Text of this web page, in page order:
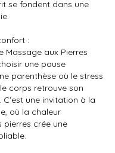
se fondent dans une
:
Massage aux Pierres
une pause
parenthèse où le stress
corps retrouve son
C'est une invitation à la
où la chaleur
pierres crée une